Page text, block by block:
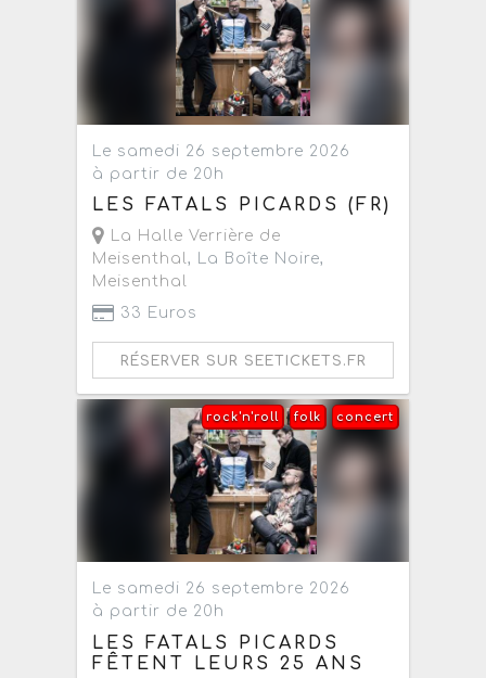
Le samedi 26 septembre 2026
à partir de 20h
LES FATALS PICARDS (FR)
La Halle Verrière de
Meisenthal, La Boîte Noire,
Meisenthal
33 Euros
RÉSERVER SUR SEETICKETS.FR
concert
folk
rock'n'roll
Le samedi 26 septembre 2026
à partir de 20h
LES FATALS PICARDS
FÊTENT LEURS 25 ANS